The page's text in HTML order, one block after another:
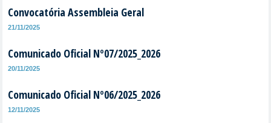
Convocatória Assembleia Geral
21/11/2025
Comunicado Oficial Nº07/2025_2026
20/11/2025
Comunicado Oficial Nº06/2025_2026
12/11/2025